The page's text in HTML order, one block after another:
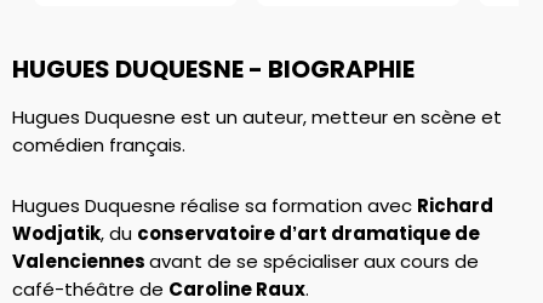
HUGUES DUQUESNE - BIOGRAPHIE
Hugues Duquesne est un auteur, metteur en scène et
comédien français.
Hugues Duquesne réalise sa formation avec Richard
Wodjatik, du conservatoire d’art dramatique de
Valenciennesavant de se spécialiser aux cours de
café-théâtre de Caroline Raux.